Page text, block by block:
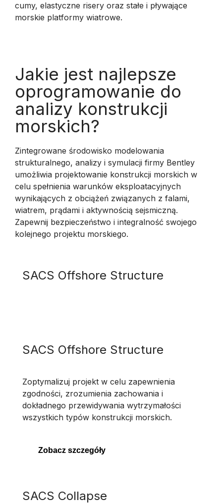
cumy, elastyczne risery oraz stałe i pływające
morskie platformy wiatrowe.
Jakie jest najlepsze
oprogramowanie do
analizy konstrukcji
morskich?
Zintegrowane środowisko modelowania
strukturalnego, analizy i symulacji firmy Bentley
umożliwia projektowanie konstrukcji morskich w
celu spełnienia warunków eksploatacyjnych
wynikających z obciążeń związanych z falami,
wiatrem, prądami i aktywnością sejsmiczną.
Zapewnij bezpieczeństwo i integralność swojego
kolejnego projektu morskiego.
SACS Offshore Structure
SACS Offshore Structure
Zoptymalizuj projekt w celu zapewnienia
zgodności, zrozumienia zachowania i
dokładnego przewidywania wytrzymałości
wszystkich typów konstrukcji morskich.
Zobacz szczegóły
SACS Collapse